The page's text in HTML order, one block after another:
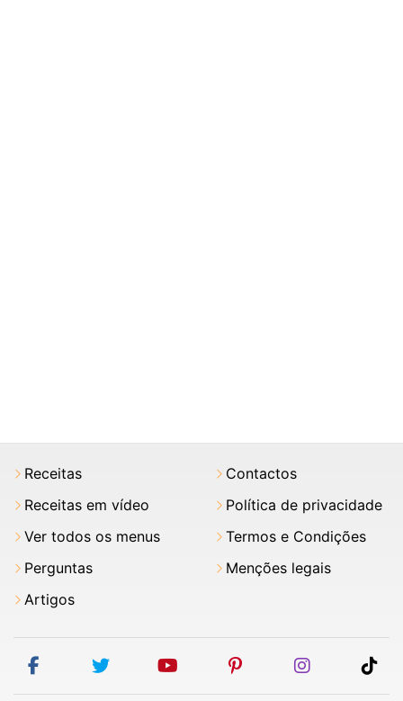
Receitas
Receitas em vídeo
Ver todos os menus
Perguntas
Artigos
Contactos
Política de privacidade
Termos e Condições
Menções legais
facebooktwitter youtubepinterestinstagram